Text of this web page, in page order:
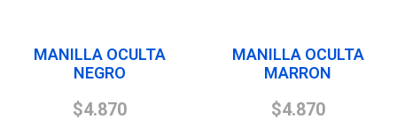
MANILLA OCULTA
NEGRO
$4.870
MANILLA OCULTA
MARRON
$4.870